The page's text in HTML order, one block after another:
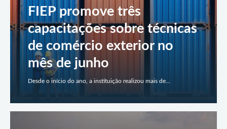
FIEP promove três
capacitações sobre técnicas
de comércio exterior no
mês de junho
Desde o início do ano, a instituição realizou mais de...